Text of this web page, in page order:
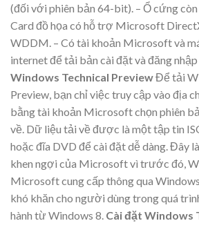
(đối với phiên bản 64-bit). – Ổ cứng
Card đồ họa có hỗ trợ Microsoft
WDDM. – Có tài khoản Microsoft và
internet để tải bản cài đặt và đăng nhập
Windows Technical PreviewĐể tải
Preview, bạn chỉ việc truy cập vào địa
bằng tài khoản Microsoft chọn phiên
về. Dữ liệu tải về được là một tập tin
hoặc đĩa DVD để cài đặt dễ dàng. Đây
khen ngợi của Microsoft vì trước đó,
Microsoft cung cấp thông qua
khó khăn cho người dùng trong quá
hành từ Windows 8. Cài đặt Windows